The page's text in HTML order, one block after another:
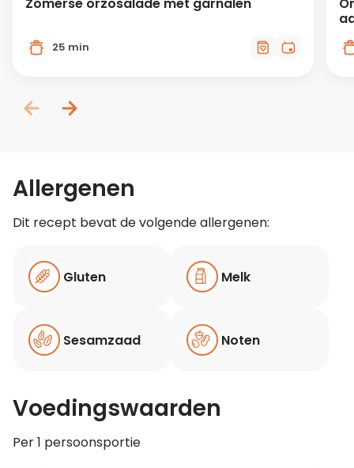
25 min
Allergenen
Dit recept bevat de volgende allergenen:
Gluten Melk
Sesamzaad Noten
Voedingswaarden
Per 1 persoonsportie